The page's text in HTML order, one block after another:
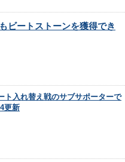
ビートストーンを獲得でき
ト入れ替え戦のサブサポーターで
更新